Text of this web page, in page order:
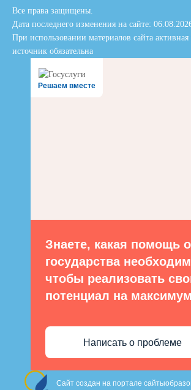
Все права защищены.
Дата последнего изменения на сайте:
При использовании материалов сайта
источник обязательна
Решаем вместе
Знаете, какая помощь
государства
чтобы реализовать
потенциал на
Написать о проблеме
Сайт создан на портале